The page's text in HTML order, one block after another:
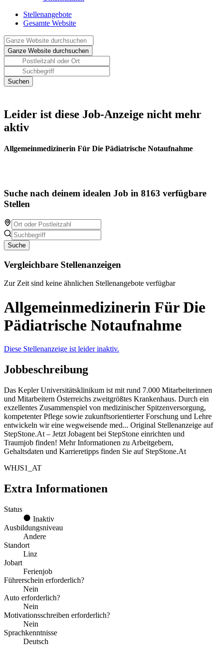
Stellenangebote
Gesamte Website
Leider ist diese Job-Anzeige nicht mehr
aktiv
Allgemeinmedizinerin Für Die Pädiatrische Notaufnahme
Suche nach deinem idealen Job in 8163 verfügbare
Stellen
Suche
Vergleichbare Stellenanzeigen
Zur Zeit sind keine ähnlichen Stellenangebote verfügbar
Allgemeinmedizinerin Für Die
Pädiatrische Notaufnahme
Diese Stellenanzeige ist leider inaktiv.
Jobbeschreibung
Das Kepler Universitätsklinikum ist mit rund 7.000 Mitarbeiterinnen
und Mitarbeitern Österreichs zweitgrößtes Krankenhaus. Durch ein
exzellentes Zusammenspiel von medizinischer Spitzenversorgung,
kompetenter Pflege sowie zukunftsorientierter Forschung und Lehre
entwickeln wir eine wegweisende med... Original Stellenanzeige auf
StepStone.At – Jetzt Jobagent bei StepStone einrichten und
Traumjob finden! Mehr Informationen zu Arbeitgebern,
Gehaltsdaten und Karrieretipps finden Sie auf StepStone.At
WHJS1_AT
Extra Informationen
Status
Inaktiv
Ausbildungsniveau
Andere
Standort
Linz
Jobart
Ferienjob
Führerschein erforderlich?
Nein
Auto erforderlich?
Nein
Motivationsschreiben erforderlich?
Nein
Sprachkenntnisse
Deutsch